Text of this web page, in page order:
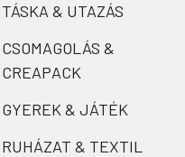
TÁSKA & UTAZÁS
CSOMAGOLÁS &
CREAPACK
GYEREK & JÁTÉK
RUHÁZAT & TEXTIL